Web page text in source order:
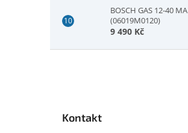
BOSCH GAS 12-40 MA
(06019M0120)
9 490 Kč
Kontakt